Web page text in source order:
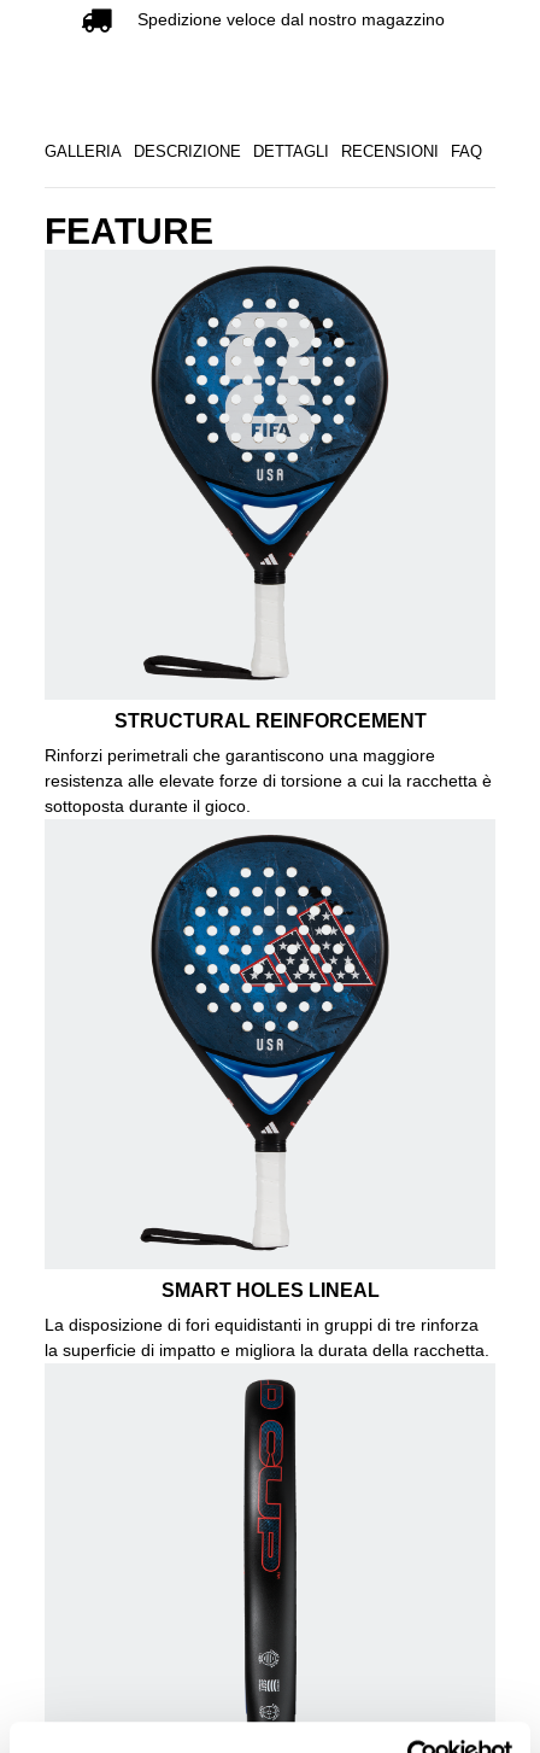
Spedizione veloce dal nostro magazzino
GALLERIA DESCRIZIONE DETTAGLI RECENSIONI FAQ
FEATURE
STRUCTURAL REINFORCEMENT
Rinforzi perimetrali che garantiscono una maggiore
resistenza alle elevate forze di torsione a cui la racchetta è
sottoposta durante il gioco.
SMART HOLES LINEAL
La disposizione di fori equidistanti in gruppi di tre rinforza
la superficie di impatto e migliora la durata della racchetta.